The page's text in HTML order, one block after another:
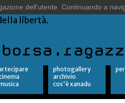
vento.
libertà.
photogallery
archivio
cos'è xanadu